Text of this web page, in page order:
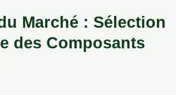
Marché : Sélection
des Composants